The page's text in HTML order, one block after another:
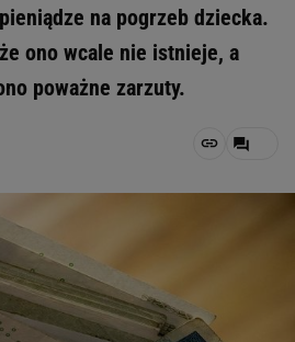
na pogrzeb dziecka.
ono wcale nie istnieje, a
poważne zarzuty.